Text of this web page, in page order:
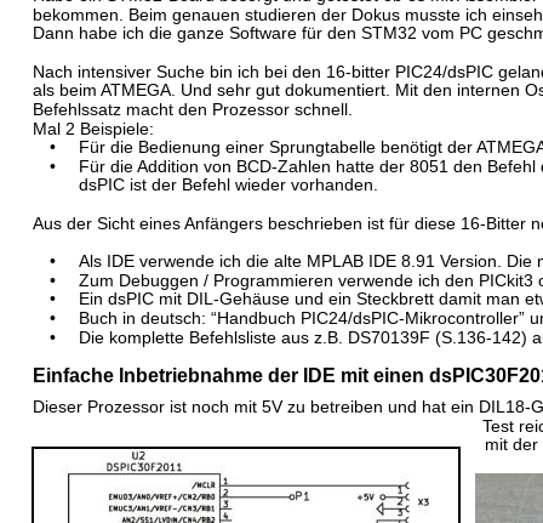
bekommen. Beim genauen studieren der Dokus musste ich
Dann habe ich die ganze Software für den STM32 vom PC
Nach intensiver Suche bin ich bei den 16-bitter PIC24/dsPIC
als beim ATMEGA. Und sehr gut dokumentiert. Mit den internen
Befehlssatz macht den Prozessor schnell.
Mal 2 Beispiele:
•
Für die Bedienung einer Sprungtabelle benötigt der
•
Für die Addition von BCD-Zahlen hatte der 8051 den
dsPIC ist der Befehl wieder vorhanden.
Aus der Sicht eines Anfängers beschrieben ist für diese 16-Bitter
•
Als IDE verwende ich die alte MPLAB IDE 8.91 Version.
•
Zum Debuggen / Programmieren verwende ich den
•
Ein dsPIC mit DIL-Gehäuse und ein Steckbrett damit man
•
Buch in deutsch: “Handbuch PIC24/dsPIC-Mikrocontroller”
•
Die komplette Befehlsliste aus z.B. DS70139F (S.136-
Einfache Inbetriebnahme der IDE mit einen
Dieser Prozessor ist noch mit 5V zu betreiben und hat ein
Test
mit der